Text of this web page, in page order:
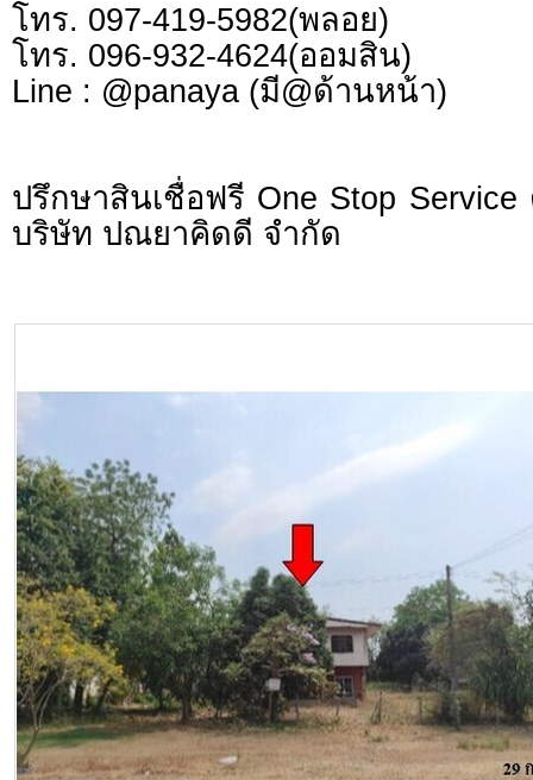
โทร. 097-419-5982(พลอย)
โทร. 096-932-4624(ออมสิน)
Line : @panaya (มี@ด้านหน้า)
ปรึกษาสินเชื่อฟรี One Stop
บริษัท ปณยาคิดดี จำกัด